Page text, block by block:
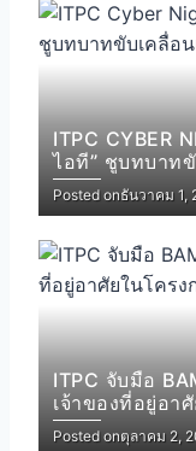
ITPC CYBER
ไอที” ชูบทบาท
Posted onธันวาคม 1,
ITPC จับมือ
เจ้าของที่อยู่อา
Posted onตุลาคม 2,